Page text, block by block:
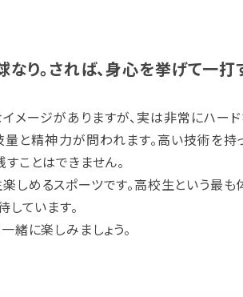
り。されば、身心を挙げて一
メージがありますが、実は非常にハー
と精神力が問われます。高い技術を持
ことはできません。
しめるスポーツです。高校生という最も
ています。
緒に楽しみましょう。